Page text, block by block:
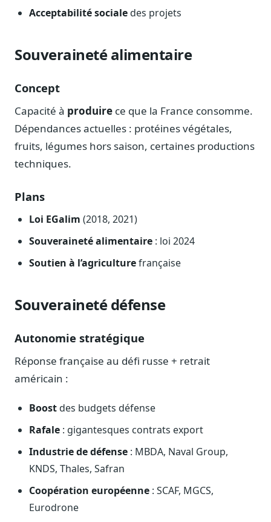
Acceptabilité socialedes projets
Souveraineté alimentaire
Concept
Capacité à produire ce que la France consomme.
Dépendances actuelles : protéines végétales,
fruits, légumes hors saison, certaines productions
techniques.
Plans
Loi EGalim (2018, 2021)
Souveraineté alimentaire : loi 2024
Soutien à l’agriculturefrançaise
Souveraineté défense
Autonomie stratégique
Réponse française au défi russe + retrait
américain :
Boostdes budgets défense
Rafale : gigantesques contrats export
Industrie de défense : MBDA, Naval Group,
KNDS, Thales, Safran
Coopération européenne : SCAF, MGCS,
Eurodrone